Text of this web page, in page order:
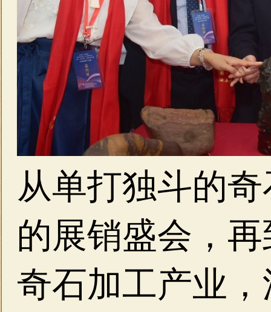
从单打独斗的
的展销盛会，
奇石加工产业